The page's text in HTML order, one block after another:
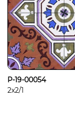
P-19-00054
2x2/1